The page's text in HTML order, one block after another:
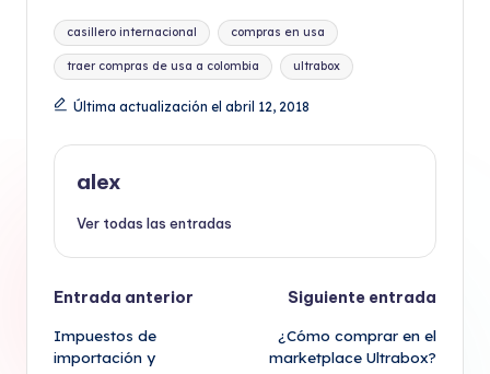
Etiquetas:
casillero internacional compras en usa
traer compras de usa a colombia ultrabox
Última actualización el abril 12, 2018
alex
Ver todas las entradas
Navegación
de
Entrada anterior
Impuestos de
importación y
Siguiente entrada
¿Cómo comprar en el
marketplace Ultrabox?